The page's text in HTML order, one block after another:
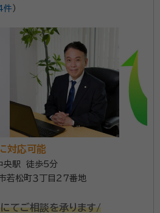
件）
対応可能
央駅 徒歩5分
若松町３丁目２７番地
にてご相談を承ります/